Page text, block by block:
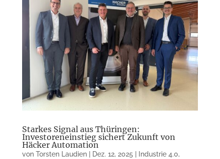
Starkes Signal aus Thüringen:
Investoreneinstieg sichert Zukunft von
Häcker Automation
von Torsten Laudien| Dez. 12, 2025 Industrie 4.0,